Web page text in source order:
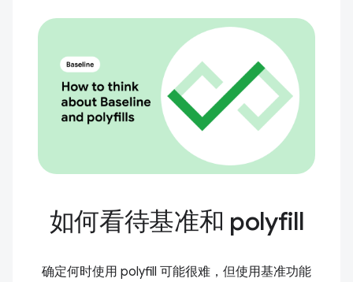
如何看待基准和 polyfill
确定何时使用 polyfill 可能很难，但使用基准功能